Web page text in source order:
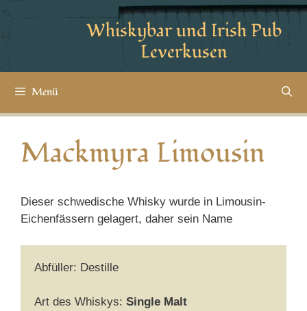
Whiskybar und Irish Pub
Leverkusen
Menü
Mackmyra Limousin
Dieser schwedische Whisky wurde in Limousin-
Eichenfässern gelagert, daher sein Name
Abfüller: Destille
Art des Whiskys: Single Malt